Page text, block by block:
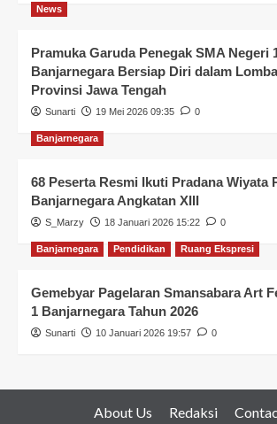
News
Pramuka Garuda Penegak SMA Negeri
Banjarnegara Bersiap Diri dalam
Provinsi Jawa Tengah
Sunarti 19 Mei 2026 09:35 0
Banjarnegara
68 Peserta Resmi Ikuti Pradana Wiyata
Banjarnegara Angkatan XIII
S_Marzy 18 Januari 2026 15:22 0
Banjarnegara Pendidikan Ruang Ekspresi
Gemebyar Pagelaran Smansabara Art
1 Banjarnegara Tahun 2026
Sunarti 10 Januari 2026 19:57 0
About Us Redaksi